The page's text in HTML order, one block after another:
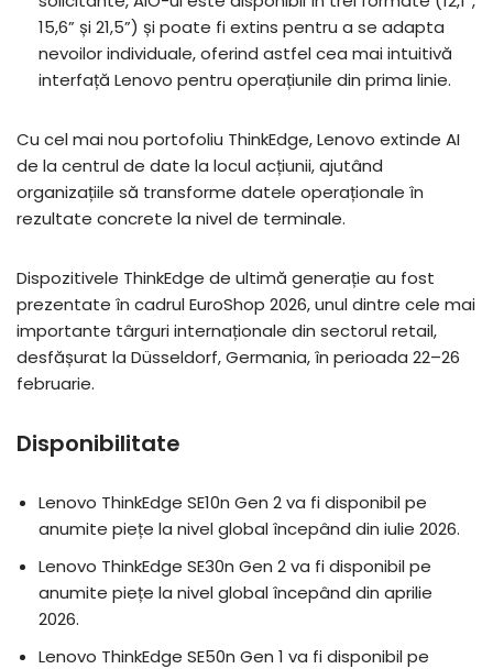
15,6” și 21,5”) și poate fi extins pentru a se adapta
nevoilor individuale, oferind astfel cea mai intuitivă
interfață Lenovo pentru operațiunile din prima linie.
Cu cel mai nou portofoliu ThinkEdge, Lenovo extinde AI
de la centrul de date la locul acțiunii, ajutând
organizațiile să transforme datele operaționale în
rezultate concrete la nivel de terminale.
Dispozitivele ThinkEdge de ultimă generație au fost
prezentate în cadrul EuroShop 2026, unul dintre cele mai
importante târguri internaționale din sectorul retail,
desfășurat la Düsseldorf, Germania, în perioada 22–26
februarie.
Disponibilitate
Lenovo ThinkEdge SE10n Gen 2 va fi disponibil pe
anumite piețe la nivel global începând din iulie 2026.
Lenovo ThinkEdge SE30n Gen 2 va fi disponibil pe
anumite piețe la nivel global începând din aprilie
2026.
Lenovo ThinkEdge SE50n Gen 1 va fi disponibil pe